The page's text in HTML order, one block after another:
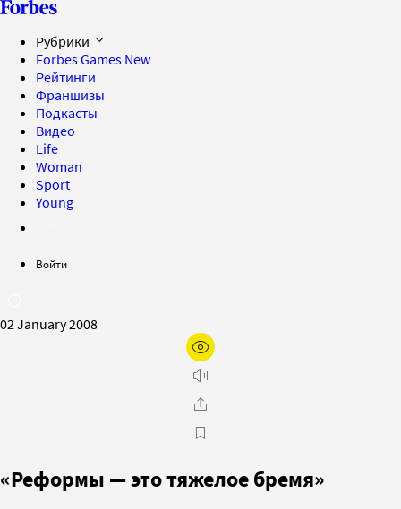
Рубрики
Forbes Games New
Рейтинги
Франшизы
Подкасты
Видео
Life
Woman
Sport
Young
Войти
02 January 2008
«Реформы — это тяжелое бремя»